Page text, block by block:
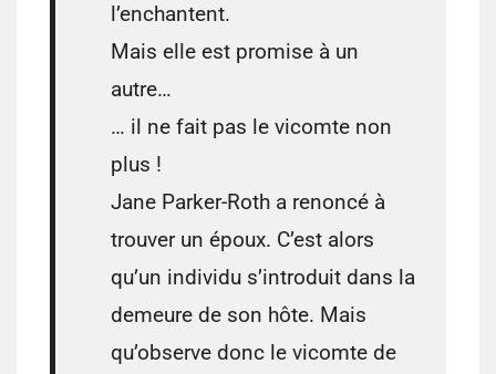
l’enchantent.
Mais elle est promise à un
autre…
… il ne fait pas le vicomte non
plus !
Jane Parker-Roth a renoncé à
trouver un époux. C’est alors
qu’un individu s’introduit dans la
demeure de son hôte. Mais
qu’observe donc le vicomte de